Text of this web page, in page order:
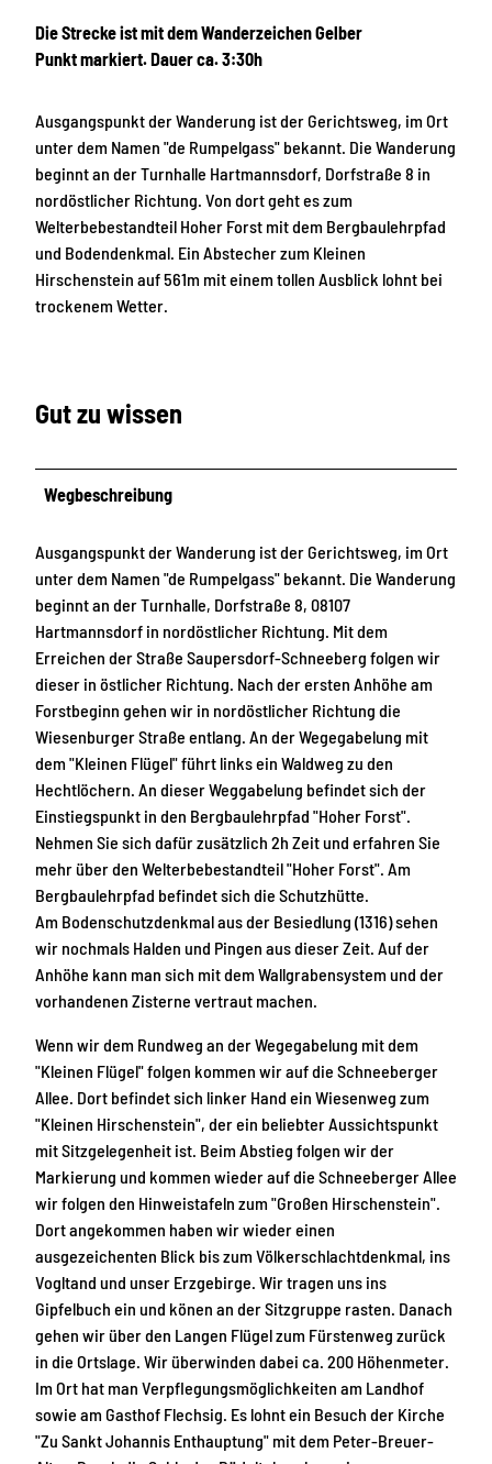
Die Strecke ist mit dem Wanderzeichen Gelber
Punkt markiert. Dauer ca. 3:30h
Ausgangspunkt der Wanderung ist der Gerichtsweg, im Ort
unter dem Namen "de Rumpelgass" bekannt. Die Wanderung
beginnt an der Turnhalle Hartmannsdorf, Dorfstraße 8 in
nordöstlicher Richtung. Von dort geht es zum
Welterbebestandteil Hoher Forst mit dem Bergbaulehrpfad
und Bodendenkmal. Ein Abstecher zum Kleinen
Hirschenstein auf 561m mit einem tollen Ausblick lohnt bei
trockenem Wetter.
Gut zu wissen
Wegbeschreibung
Ausgangspunkt der Wanderung ist der Gerichtsweg, im Ort
unter dem Namen "de Rumpelgass" bekannt. Die Wanderung
beginnt an der Turnhalle, Dorfstraße 8, 08107
Hartmannsdorf in nordöstlicher Richtung. Mit dem
Erreichen der Straße Saupersdorf-Schneeberg folgen wir
dieser in östlicher Richtung. Nach der ersten Anhöhe am
Forstbeginn gehen wir in nordöstlicher Richtung die
Wiesenburger Straße entlang. An der Wegegabelung mit
dem "Kleinen Flügel" führt links ein Waldweg zu den
Hechtlöchern. An dieser Weggabelung befindet sich der
Einstiegspunkt in den Bergbaulehrpfad "Hoher Forst".
Nehmen Sie sich dafür zusätzlich 2h Zeit und erfahren Sie
mehr über den Welterbebestandteil "Hoher Forst". Am
Bergbaulehrpfad befindet sich die Schutzhütte.
Am Bodenschutzdenkmal aus der Besiedlung (1316) sehen
wir nochmals Halden und Pingen aus dieser Zeit. Auf der
Anhöhe kann man sich mit dem Wallgrabensystem und der
vorhandenen Zisterne vertraut machen.
Wenn wir dem Rundweg an der Wegegabelung mit dem
"Kleinen Flügel" folgen kommen wir auf die Schneeberger
Allee. Dort befindet sich linker Hand ein Wiesenweg zum
"Kleinen Hirschenstein", der ein beliebter Aussichtspunkt
mit Sitzgelegenheit ist. Beim Abstieg folgen wir der
Markierung und kommen wieder auf die Schneeberger Allee
wir folgen den Hinweistafeln zum "Großen Hirschenstein".
Dort angekommen haben wir wieder einen
ausgezeichenten Blick bis zum Völkerschlachtdenkmal, ins
Vogltand und unser Erzgebirge. Wir tragen uns ins
Gipfelbuch ein und könen an der Sitzgruppe rasten. Danach
gehen wir über den Langen Flügel zum Fürstenweg zurück
in die Ortslage. Wir überwinden dabei ca. 200 Höhenmeter.
Im Ort hat man Verpflegungsmöglichkeiten am Landhof
sowie am Gasthof Flechsig. Es lohnt ein Besuch der Kirche
"Zu Sankt Johannis Enthauptung" mit dem Peter-Breuer-